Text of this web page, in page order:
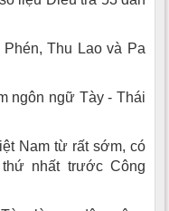
Phén, Thu Lao và Pa
ngôn ngữ Tày - Thái
Nam từ rất sớm, có
nhất trước Công